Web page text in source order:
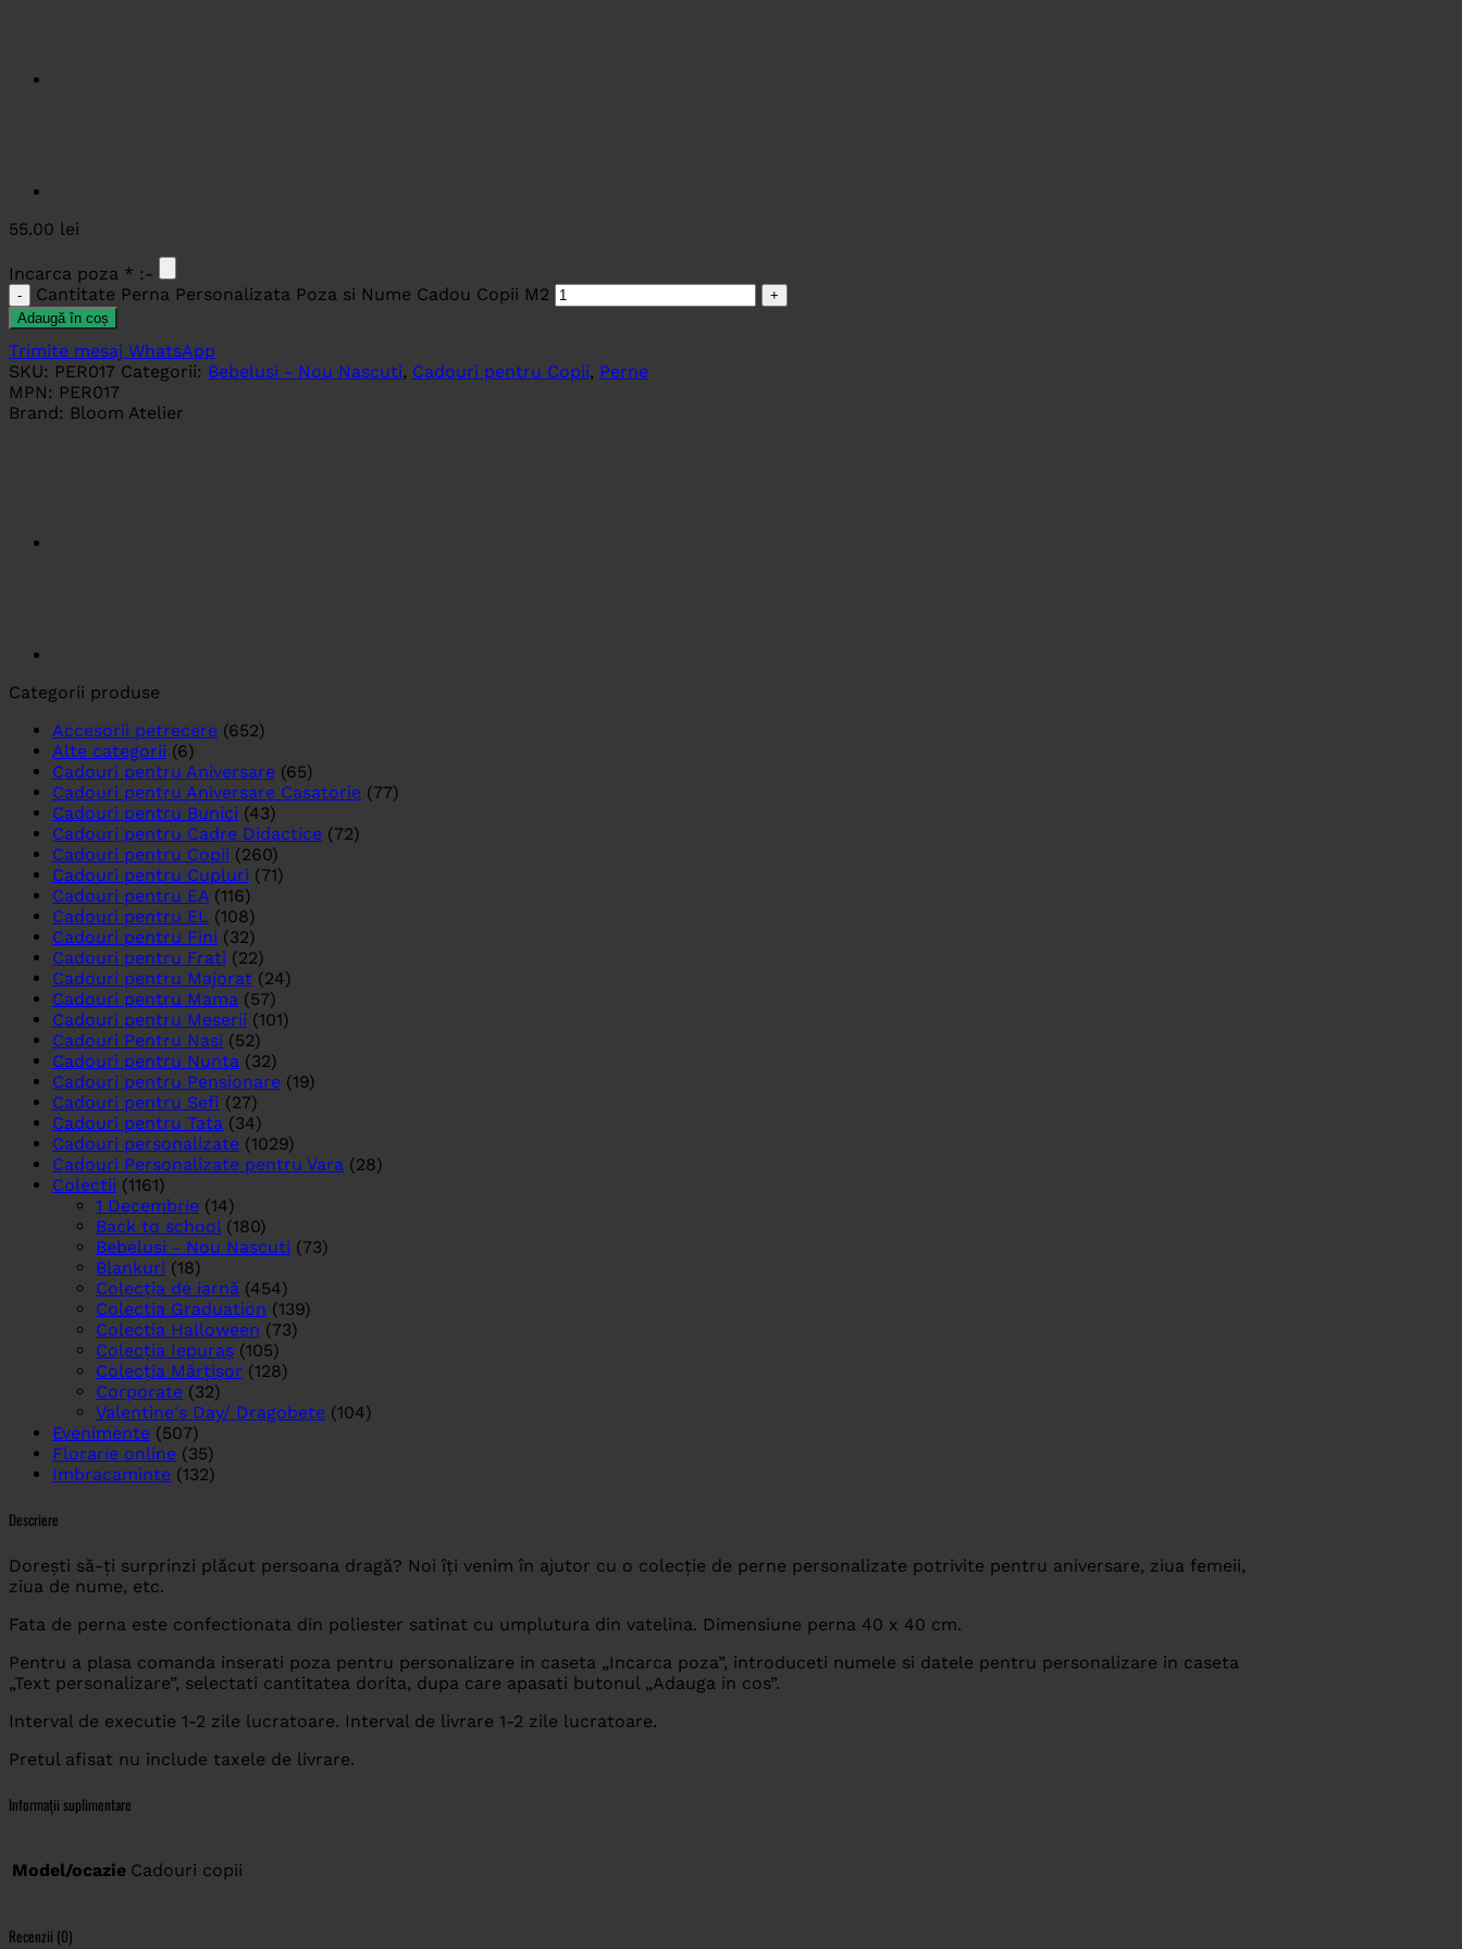
55.00 lei
Incarca poza * :-
Cantitate Perna Personalizata Poza si Nume Cadou Copii M2
Adaugă în coș
Trimite mesaj WhatsApp
SKU: PER017 Categorii: Bebelusi - Nou Nascuti, Cadouri pentru Copii, Perne
MPN: PER017
Brand: Bloom Atelier
Categorii produse
Accesorii petrecere (652)
Alte categorii (6)
Cadouri pentru Aniversare (65)
Cadouri pentru Aniversare Casatorie (77)
Cadouri pentru Bunici (43)
Cadouri pentru Cadre Didactice (72)
Cadouri pentru Copii (260)
Cadouri pentru Cupluri (71)
Cadouri pentru EA (116)
Cadouri pentru EL (108)
Cadouri pentru Fini (32)
Cadouri pentru Frati (22)
Cadouri pentru Majorat (24)
Cadouri pentru Mama (57)
Cadouri pentru Meserii (101)
Cadouri Pentru Nasi (52)
Cadouri pentru Nunta (32)
Cadouri pentru Pensionare (19)
Cadouri pentru Sefi (27)
Cadouri pentru Tata (34)
Cadouri personalizate (1029)
Cadouri Personalizate pentru Vara (28)
Colectii (1161)
1 Decembrie (14)
Back to school (180)
Bebelusi - Nou Nascuti (73)
Blankuri (18)
Colecția de iarnă (454)
Colectia Graduation (139)
Colectia Halloween (73)
Colecția Iepuraș (105)
Colecția Mărțișor (128)
Corporate (32)
Valentine's Day/ Dragobete (104)
Evenimente (507)
Florarie online (35)
Imbracaminte (132)
Descriere
Dorești să-ți surprinzi plăcut persoana dragă? Noi îți venim în ajutor cu o colecție de perne personalizate potrivite pentru aniversare, ziua femeii,
ziua de nume, etc.
Fata de perna este confectionata din poliester satinat cu umplutura din vatelina. Dimensiune perna 40 x 40 cm.
Pentru a plasa comanda inserati poza pentru personalizare in caseta „Incarca poza”, introduceti numele si datele pentru personalizare in caseta
„Text personalizare”, selectati cantitatea dorita, dupa care apasati butonul „Adauga in cos”.
Interval de executie 1-2 zile lucratoare. Interval de livrare 1-2 zile lucratoare.
Pretul afisat nu include taxele de livrare.
Informații suplimentare
Model/ocazie Cadouri copii
Recenzii (0)